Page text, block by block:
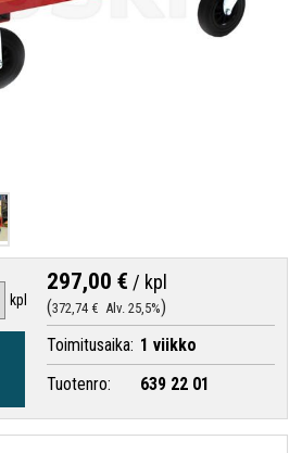
kpl
297,00 € / kpl
372,74 € Alv. 25,5%
Toimitusaika: 1 viikko
Tuotenro:
639 22 01